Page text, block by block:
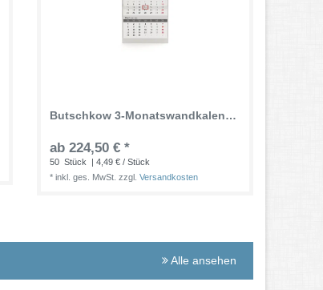
Butschkow 3-Monatswandkalender Kalender - die Ideale Werbung für Ihre Firma - mit eigenem Eindruck
ab 224,50 € *
50 Stück
| 4,49 € / Stück
*inkl. ges. MwSt. zzgl.Versandkosten
Alle ansehen